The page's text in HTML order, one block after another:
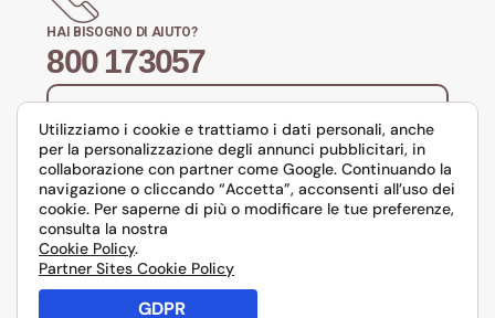
HAI BISOGNO DI AIUTO?
800 173057
Orodei
Condizioni di utilizzo
Utilizziamo i cookie e trattiamo i dati personali, anche
per la personalizzazione degli annunci pubblicitari, in
collaborazione con partner come Google. Continuando la
navigazione o cliccando “Accetta”, acconsenti all’uso dei
cookie. Per saperne di più o modificare le tue preferenze,
consulta la nostra
Cookie Policy.
Partner Sites Cookie Policy
GDPR